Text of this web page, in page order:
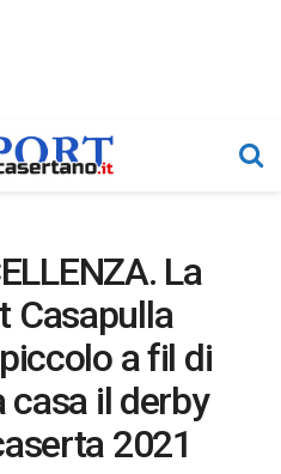
La
Casapulla
a fil di
casa il derby
2021